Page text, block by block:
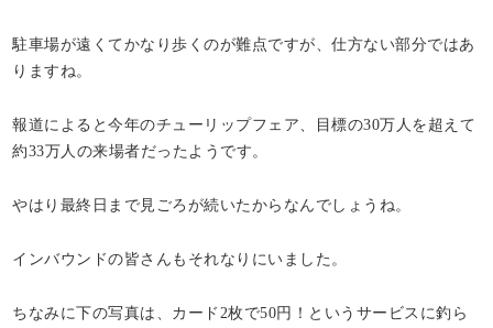
駐車場が遠くてかなり歩くのが難点ですが、仕方ない部分ではあ
りますね。
報道によると今年のチューリップフェア、目標の30万人を超えて
約33万人の来場者だったようです。
やはり最終日まで見ごろが続いたからなんでしょうね。
インバウンドの皆さんもそれなりにいました。
ちなみに下の写真は、カード2枚で50円！というサービスに釣ら